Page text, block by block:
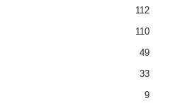
112
110
49
33
9